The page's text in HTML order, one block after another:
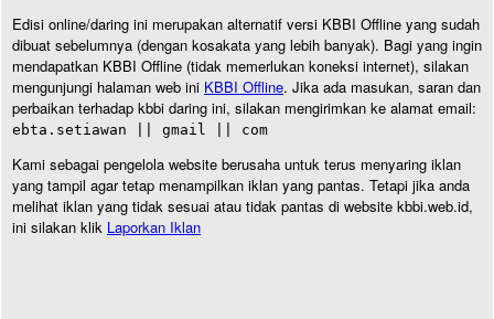
Edisi online/daring ini merupakan alternatif versi KBBI Offline yang sudah
dibuat sebelumnya (dengan kosakata yang lebih banyak). Bagi yang ingin
mendapatkan KBBI Offline (tidak memerlukan koneksi internet), silakan
mengunjungi halaman web ini KBBI Offline. Jika ada masukan, saran dan
perbaikan terhadap kbbi daring ini, silakan mengirimkan ke alamat email:
ebta.setiawan || gmail || com
Kami sebagai pengelola website berusaha untuk terus menyaring iklan
yang tampil agar tetap menampilkan iklan yang pantas. Tetapi jika anda
melihat iklan yang tidak sesuai atau tidak pantas di website kbbi.web.id,
ini silakan klik Laporkan Iklan